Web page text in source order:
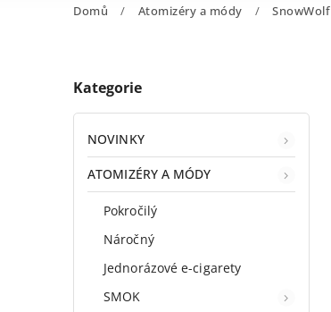
Domů / Atomizéry a módy / SnowWolf
Kategorie
NOVINKY
ATOMIZÉRY A MÓDY
Pokročilý
Náročný
Jednorázové e-cigarety
SMOK